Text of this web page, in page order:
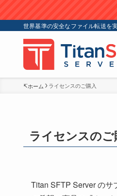
世界基準の安全なファイル転送を
ホーム ライセンスのご購入
ライセンスのご
Titan SFTP Server のサ